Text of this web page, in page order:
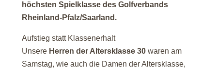
höchsten Spielklasse des Golfverbands
Rheinland-Pfalz/Saarland.
Aufstieg statt Klassenerhalt
Unsere Herren der Altersklasse 30waren am
Samstag, wie auch die Damen der Altersklasse,